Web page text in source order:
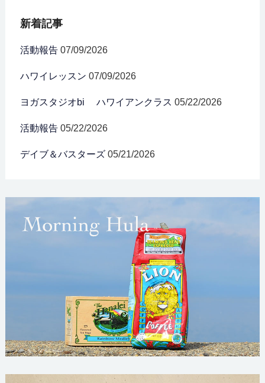
新着記事
活動報告 07/09/2026
ハワイレッスン 07/09/2026
ヨガスタジオbi ハワイアンクラス 05/22/2026
活動報告 05/22/2026
デイブ＆バスターズ 05/21/2026